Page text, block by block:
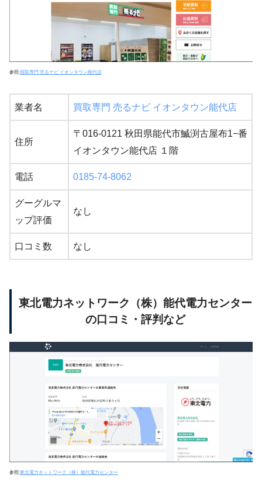
参照:買取専門 売るナビ イオンタウン能代店
業者名 買取専門 売るナビ イオンタウン能代店
住所
〒016-0121 秋田県能代市鰄渕古屋布1−番
イオンタウン能代店 １階
電話 0185-74-8062
グーグルマ
ップ評価
なし
口コミ数 なし
東北電力ネットワーク（株）能代電力センター
の口コミ・評判など
参照:東北電力ネットワーク（株）能代電力センター